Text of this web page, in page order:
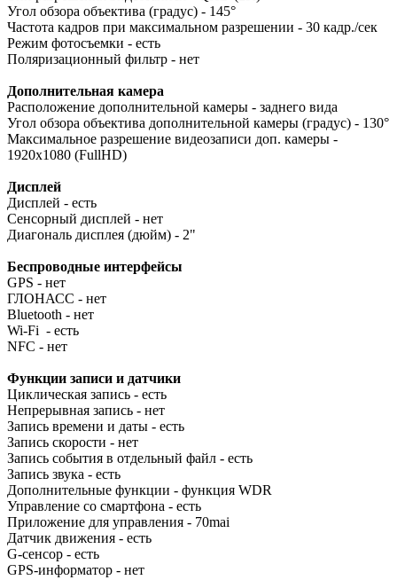
Угол обзора объектива (градус) - 145°
Частота кадров при максимальном разрешении - 30 кадр./сек
Режим фотосъемки - есть
Поляризационный фильтр - нет
Дополнительная камера
Расположение дополнительной камеры - заднего вида
Угол обзора объектива дополнительной камеры (градус) - 130°
Максимальное разрешение видеозаписи доп. камеры -
1920x1080 (FullHD)
Дисплей
Дисплей - есть
Сенсорный дисплей - нет
Диагональ дисплея (дюйм) - 2"
Беспроводные интерфейсы
GPS - нет
ГЛОНАСС - нет
Bluetooth - нет
Wi-Fi - есть
NFC - нет
Функции записи и датчики
Циклическая запись - есть
Непрерывная запись - нет
Запись времени и даты - есть
Запись скорости - нет
Запись события в отдельный файл - есть
Запись звука - есть
Дополнительные функции - функция WDR
Управление со смартфона - есть
Приложение для управления - 70mai
Датчик движения - есть
G-сенсор - есть
GPS-информатор - нет